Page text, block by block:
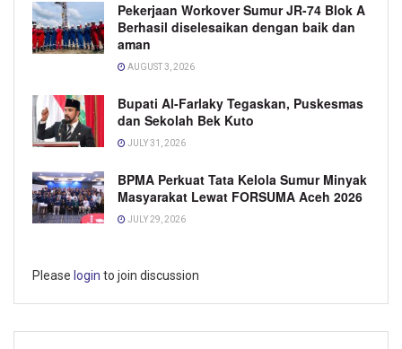
Pekerjaan Workover Sumur JR-74 Blok A
Berhasil diselesaikan dengan baik dan
aman
AUGUST 3, 2026
Bupati Al-Farlaky Tegaskan, Puskesmas
dan Sekolah Bek Kuto
JULY 31, 2026
BPMA Perkuat Tata Kelola Sumur Minyak
Masyarakat Lewat FORSUMA Aceh 2026
JULY 29, 2026
Please login to join discussion